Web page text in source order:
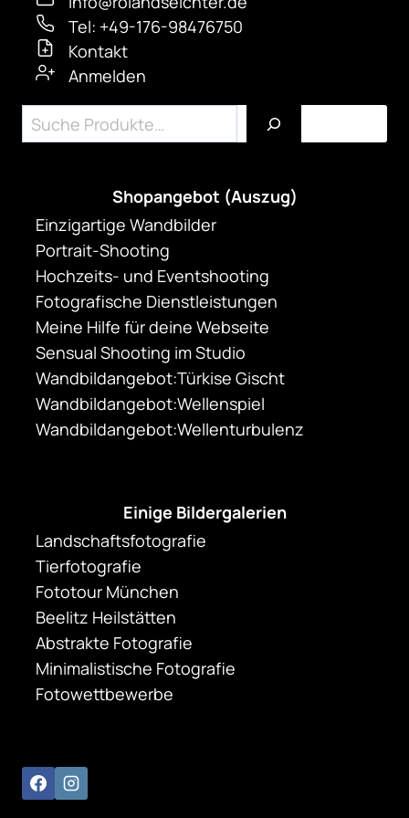
Tel: +49-176-98476750
Kontakt
Anmelden
Suchen
Shopangebot (Auszug)
Einzigartige Wandbilder
Portrait-Shooting
Hochzeits- und Eventshooting
Fotografische Dienstleistungen
Meine Hilfe für deine Webseite
Sensual Shooting im Studio
Wandbildangebot:Türkise Gischt
Wandbildangebot:Wellenspiel
Wandbildangebot:Wellenturbulenz
Einige Bildergalerien
Landschaftsfotografie
Tierfotografie
Fototour München
Beelitz Heilstätten
Abstrakte Fotografie
Minimalistische Fotografie
Fotowettbewerbe